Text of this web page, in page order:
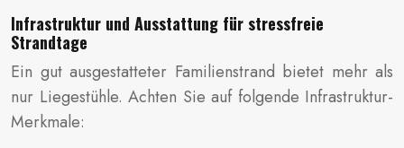
Infrastruktur und Ausstattung für stressfreie
Strandtage
Ein gut ausgestatteter Familienstrand bietet mehr als
nur Liegestühle. Achten Sie auf folgende Infrastruktur-
Merkmale: